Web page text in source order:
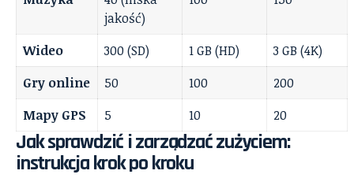
jakość)
Wideo 300 (SD) 1 GB (HD)
3 GB (4K)
Gry online
50 100
200
Mapy GPS
5 10 20
Jak sprawdzić i zarządzać zużyciem:
instrukcja krok po kroku